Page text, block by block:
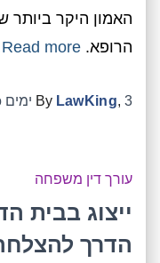
האמון היקר ביותר
הרופא. Read more…
By LawKing, 3 ימים ago
עורך דין משפחה
ייצוג בבית
הדרך